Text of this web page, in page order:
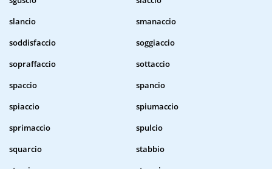
slancio
smanaccio
soddisfaccio
soggiaccio
sopraffaccio
sottaccio
spaccio
spancio
spiaccio
spiumaccio
sprimaccio
spulcio
squarcio
stabbio